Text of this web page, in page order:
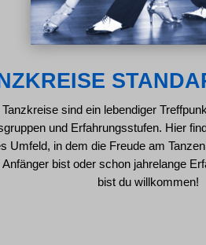
sind ein lebendiger
und Erfahrungsstufen. Hier
Umfeld, in dem die Freude am
Anfänger bist oder schon jahrelange
bist du willkommen!